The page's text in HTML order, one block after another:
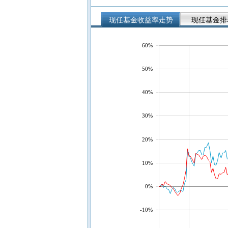
现任基金收益率走势 现任基金
-10%
0%
10%
20%
30%
40%
50%
60%